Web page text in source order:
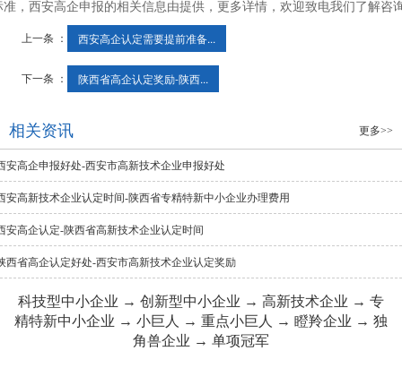
准，西安高企申报的相关信息由提供，更多详情，欢迎致电我们了解咨
上一条 ： 西安高企认定需要提前准备...
下一条 ： 陕西省高企认定奖励-陕西...
相关资讯 更多>>
安高企申报好处-西安市高新技术企业申报好处
安高新技术企业认定时间-陕西省专精特新中小企业办理费用
安高企认定-陕西省高新技术企业认定时间
西省高企认定好处-西安市高新技术企业认定奖励
科技型中小企业 → 创新型中小企业 → 高新技术企业 → 专
精特新中小企业 → 小巨人 → 重点小巨人 → 瞪羚企业 → 独
角兽企业 → 单项冠军